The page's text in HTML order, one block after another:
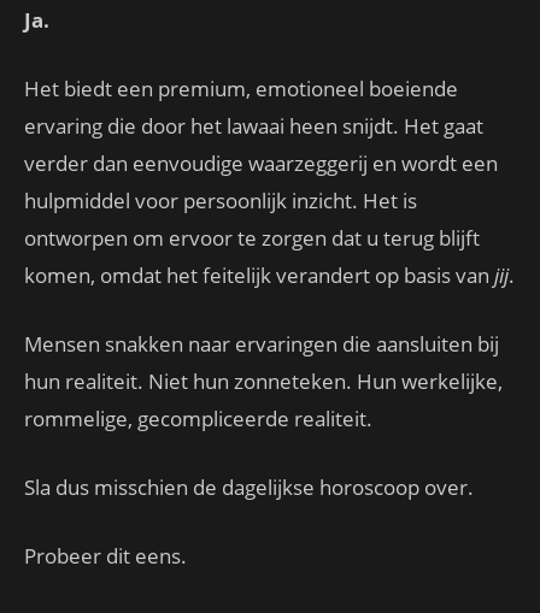
Ja.
Het biedt een premium, emotioneel boeiende
ervaring die door het lawaai heen snijdt. Het gaat
verder dan eenvoudige waarzeggerij en wordt een
hulpmiddel voor persoonlijk inzicht. Het is
ontworpen om ervoor te zorgen dat u terug blijft
komen, omdat het feitelijk verandert op basis van jij.
Mensen snakken naar ervaringen die aansluiten bij
hun realiteit. Niet hun zonneteken. Hun werkelijke,
rommelige, gecompliceerde realiteit.
Sla dus misschien de dagelijkse horoscoop over.
Probeer dit eens.